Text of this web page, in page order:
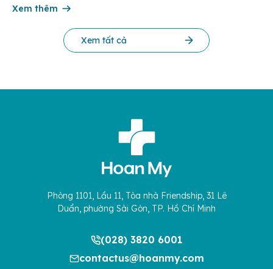
cứu Phát triển Doanh nghiệp Châu Á […]
Xem thêm
Xem tất cả
Phòng 1101, Lầu 11, Tòa nhà Friendship, 31 Lê
Duẩn, phường Sài Gòn, TP. Hồ Chí Minh
(028) 3820 6001
contactus@hoanmy.com